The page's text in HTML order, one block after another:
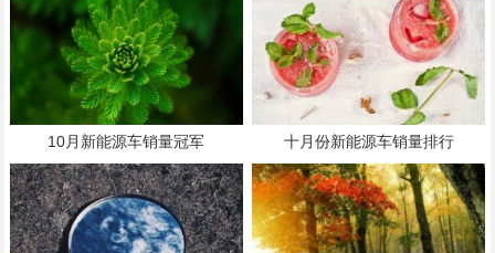
10月新能源车销量冠军 十月份新能源车销量排行